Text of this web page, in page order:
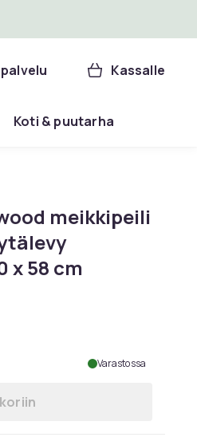
Kassalle
Koti & puutarha
meikkipeili
x 58 cm
Varastossa
FENCHILIIN Suuri